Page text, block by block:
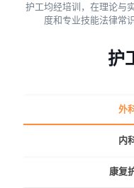
护工均经培训，在理论与
度和专业技能法律常
护
外
内
康复